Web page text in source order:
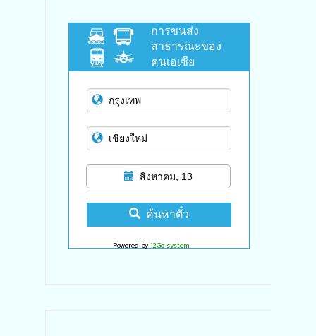
การขนส่ง
สาธารณะของ
คนเอเซีย
สิงหาคม, 13
ค้นหาตั๋ว
Powered by 12Go system